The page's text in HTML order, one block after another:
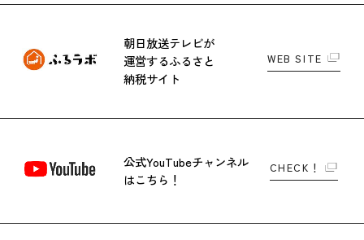
朝日放送テレビが
運営するふるさと
納税サイト
WEB SITE
公式YouTubeチャンネル
はこちら！
CHECK！